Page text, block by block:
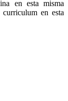
en esta misma
en esta